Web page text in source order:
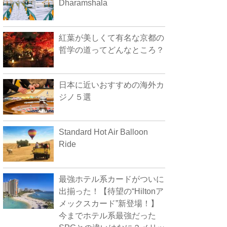
Dharamshala
紅葉が美しくて有名な京都の
哲学の道ってどんなところ？
日本に近いおすすめの海外カ
ジノ５選
Standard Hot Air Balloon
Ride
最強ホテル系カードがついに
出揃った！【待望の“Hiltonア
メックスカード”新登場！】
今までホテル系最強だった